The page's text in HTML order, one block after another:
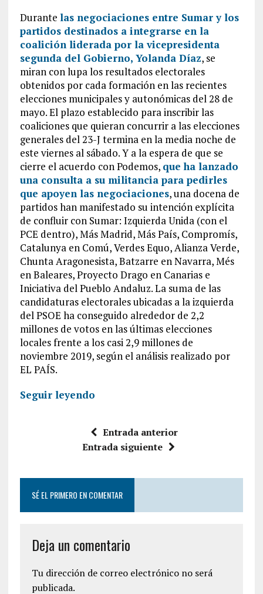
Durante las negociaciones entre Sumar y los
partidos destinados a integrarse en la
coalición liderada por la vicepresidenta
segunda del Gobierno, Yolanda Díaz, se
miran con lupa los resultados electorales
obtenidos por cada formación en las recientes
elecciones municipales y autonómicas del 28 de
mayo. El plazo establecido para inscribir las
coaliciones que quieran concurrir a las elecciones
generales del 23-J termina en la media noche de
este viernes al sábado. Y a la espera de que se
cierre el acuerdo con Podemos, que ha lanzado
una consulta a su militancia para pedirles
que apoyen las negociaciones, una docena de
partidos han manifestado su intención explícita
de confluir con Sumar: Izquierda Unida (con el
PCE dentro), Más Madrid, Más País, Compromís,
Catalunya en Comú, Verdes Equo, Alianza Verde,
Chunta Aragonesista, Batzarre en Navarra, Més
en Baleares, Proyecto Drago en Canarias e
Iniciativa del Pueblo Andaluz. La suma de las
candidaturas electorales ubicadas a la izquierda
del PSOE ha conseguido alrededor de 2,2
millones de votos en las últimas elecciones
locales frente a los casi 2,9 millones de
noviembre 2019, según el análisis realizado por
EL PAÍS.
Seguir leyendo
Entrada anterior
Entrada siguiente
SÉ EL PRIMERO EN COMENTAR
Deja un comentario
Tu dirección de correo electrónico no será
publicada.